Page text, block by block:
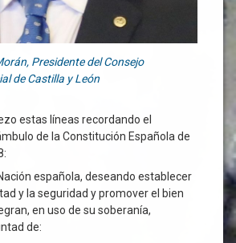
Presidente del Consejo
de Castilla y León
estas líneas recordando el
de la Constitución Española de
española, deseando establecer
y la seguridad y promover el bien
en uso de su soberanía,
de: